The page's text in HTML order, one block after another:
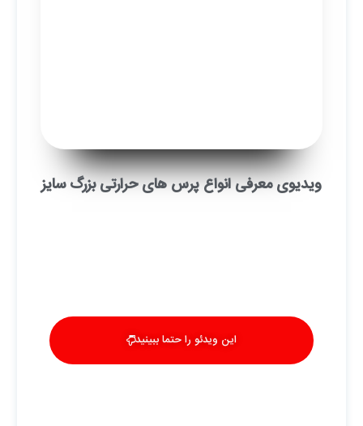
ویدیوی معرفی انواع پرس های حرارتی بزرگ سایز
این ویدئو را حتما ببینید